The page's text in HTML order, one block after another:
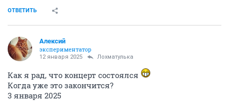
ОТВЕТИТЬ
Алексий
экспериментатор
12 января 2025 Лохматулька
Как я рад, что концерт состоялся
Когда уже это закончится?
3 января 2025